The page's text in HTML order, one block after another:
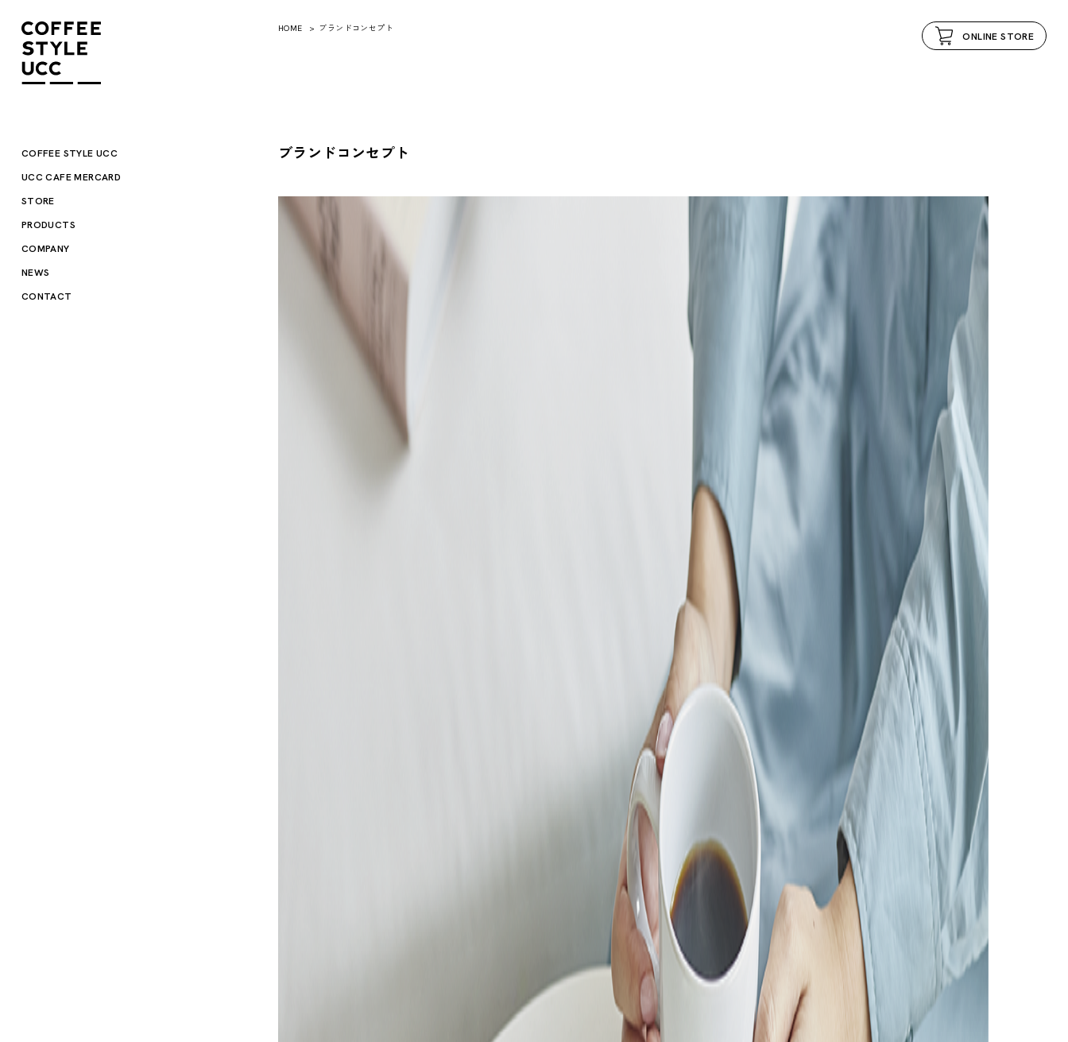
COFFEE STYLE UCC
UCC CAFE MERCARD
STORE
PRODUCTS
COMPANY
NEWS
CONTACT
ONLINE STORE
HOME ブランドコンセプト
ブランドコンセプト